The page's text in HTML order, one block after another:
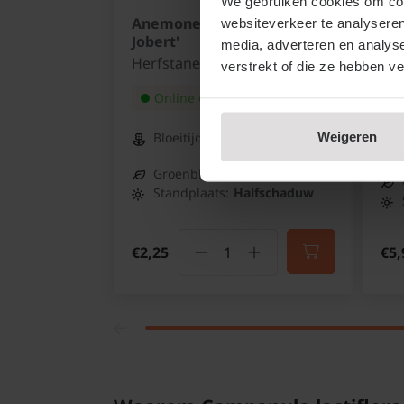
websiteverkeer te
media, adverteren en
verstrekt of die ze hebben
Weigeren
Anemone hybrida 'Honorine
Jobert'
Herfstanemoon
Online op voorraad
Bloeitijd:
Groenblijvend:
Standplaats: Halfschaduw
€2,25